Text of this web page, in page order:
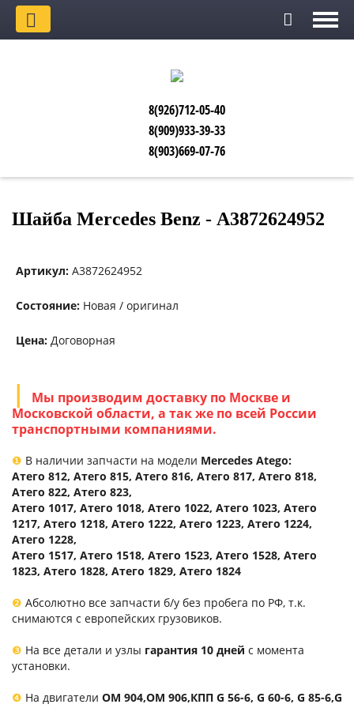
8(926)712-05-40
8(909)933-39-33
8(903)669-07-76
Шайба Mercedes Benz - А3872624952
Артикул: А3872624952
Состояние: Новая / оригинал
Цена: Договорная
Мы производим доставку по Москве и
Московской области, а так же по всей России
транспортными компаниями.
❶ В наличии запчасти на модели Mercedes Atego:
Атего 812, Атего 815, Атего 816, Атего 817, Атего 818,
Атего 822, Атего 823,
Атего 1017, Атего 1018, Атего 1022, Атего 1023, Атего
1217, Атего 1218, Атего 1222, Атего 1223, Атего 1224,
Атего 1228,
Атего 1517, Атего 1518, Атего 1523, Атего 1528, Атего
1823, Атего 1828, Атего 1829, Атего 1824
❷ Абсолютно все запчасти б/у без пробега по РФ, т.к.
снимаются с европейских грузовиков.
❸ На все детали и узлы гарантия 10 дней с момента
установки.
❹ На двигатели ОМ 904,ОМ 906,КПП G 56-6, G 60-6, G 85-6,G